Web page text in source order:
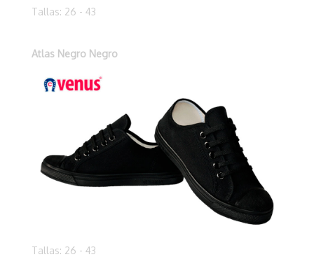
Tallas: 26 - 43
Atlas Negro Negro
Tallas: 26 - 43